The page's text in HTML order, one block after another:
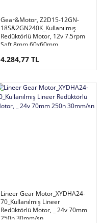
Gear&Motor, Z2D15-12GN-
18S&2GN240K_Kullanılmış
Redüktörlü Motor, 12v 7.5rpm
Şaft 8mm 60x60mm
4.284,77 TL
Lineer Gear Motor_XYDHA24-
70_Kullanılmış Lineer
Redüktörlü Motor, _ 24v 70mm
250n 30mm/sn